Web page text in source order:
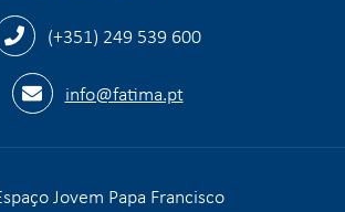
(+351) 249 539 600
info@fatima.pt
Jovem Papa Francisco